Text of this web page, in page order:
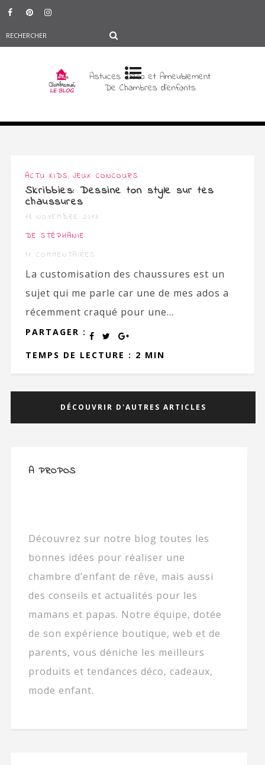
ACTU KIDS JEUX CONCOURS
Skribbies: Dessine ton style sur tes
chaussures
18 NOVEMBRE 2013
DE STÉPHANIE
91 COMMENTAIRES
La customisation des chaussures est un
sujet qui me parle car une de mes ados a
récemment craqué pour une...
PARTAGER :
TEMPS DE LECTURE : 2 MIN
DÉCOUVRIR D'AUTRES ARTICLES
A PROPOS
Découvrez sur notre blog toutes les
bonnes idées pour réaliser une
chambre d’enfant de rêve, mais aussi
des conseils et actualités pour les
mamans et papas. Notre équipe, dotée
de son expérience boutique, web et de
parents, vous déniche les meilleurs
produits et tendances déco, cadeaux,
mode enfant.